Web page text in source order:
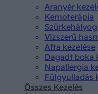
Aranyér
Kemoterápia
Vízszerű
Afta kezelése
Dagadt boka
Napallergia
Fülgyulladás
Összes Kezelés